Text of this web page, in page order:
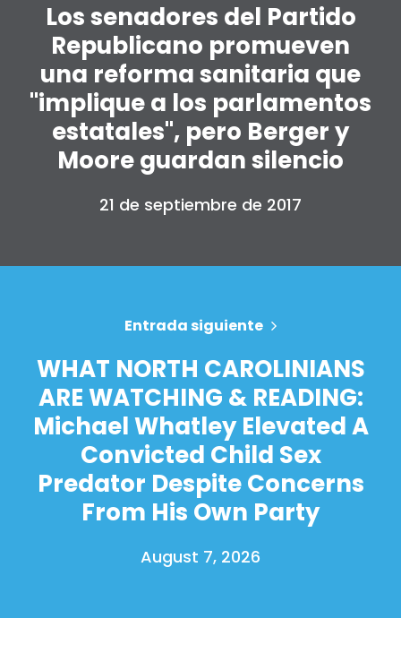
Los senadores del Partido
Republicano promueven
una reforma sanitaria que
"implique a los parlamentos
estatales", pero Berger y
Moore guardan silencio
21 de septiembre de 2017
Entrada siguiente
WHAT NORTH CAROLINIANS
ARE WATCHING & READING:
Michael Whatley Elevated A
Convicted Child Sex
Predator Despite Concerns
From His Own Party
August 7, 2026